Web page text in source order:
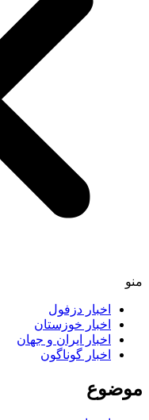
اخبار دزفول
اخبار خوزستان
اخبار ایران و جهان
اخبار گوناگون